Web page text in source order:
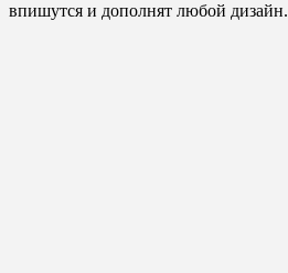
впишутся и дополнят любой дизайн.